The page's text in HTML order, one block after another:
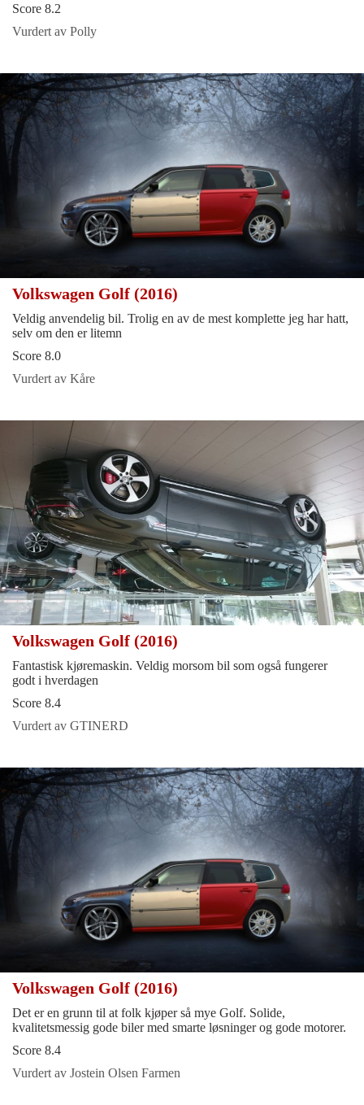
Score 8.2
Vurdert av Polly
Volkswagen Golf (2016)
Veldig anvendelig bil. Trolig en av de mest komplette jeg har hatt,
selv om den er litemn
Score 8.0
Vurdert av Kåre
Volkswagen Golf (2016)
Fantastisk kjøremaskin. Veldig morsom bil som også fungerer
godt i hverdagen
Score 8.4
Vurdert av GTINERD
Volkswagen Golf (2016)
Det er en grunn til at folk kjøper så mye Golf. Solide,
kvalitetsmessig gode biler med smarte løsninger og gode motorer.
Score 8.4
Vurdert av Jostein Olsen Farmen